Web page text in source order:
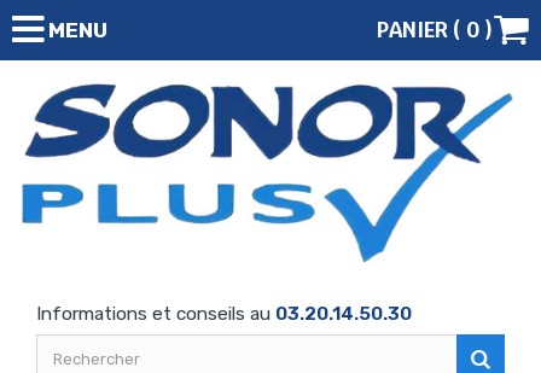
MENU PANIER ( 0 )
Informations et conseils au 03.20.14.50.30